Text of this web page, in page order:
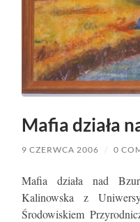
Mafia działa
9 CZERWCA 2006 / 0
Mafia działa nad
Kalinowska z
Środowiskiem